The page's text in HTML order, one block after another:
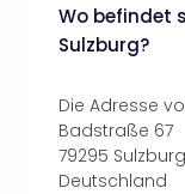
Wo befindet
Sulzburg?
Die Adresse
Badstraße 67
79295 Sulzburg
Deutschland